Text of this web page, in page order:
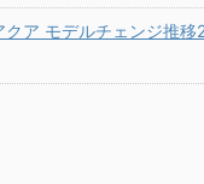
クア モデルチェンジ推